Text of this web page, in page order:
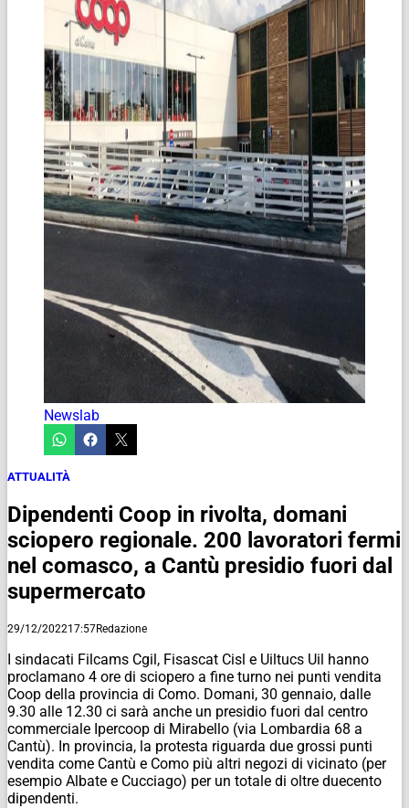
Newslab
ATTUALITÀ
Dipendenti Coop in rivolta, domani
sciopero regionale. 200 lavoratori fermi
nel comasco, a Cantù presidio fuori dal
supermercato
29/12/202217:57Redazione
I sindacati Filcams Cgil, Fisascat Cisl e Uiltucs Uil hanno
proclamano 4 ore di sciopero a fine turno nei punti vendita
Coop della provincia di Como. Domani, 30 gennaio, dalle
9.30 alle 12.30 ci sarà anche un presidio fuori dal centro
commerciale Ipercoop di Mirabello (via Lombardia 68 a
Cantù). In provincia, la protesta riguarda due grossi punti
vendita come Cantù e Como più altri negozi di vicinato (per
esempio Albate e Cucciago) per un totale di oltre duecento
dipendenti.